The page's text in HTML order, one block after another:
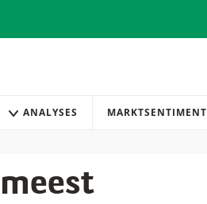
ANALYSES MARKTSENTIMENT